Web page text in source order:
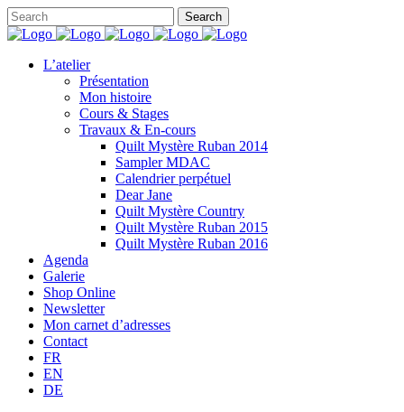
L’atelier
Présentation
Mon histoire
Cours & Stages
Travaux & En-cours
Quilt Mystère Ruban 2014
Sampler MDAC
Calendrier perpétuel
Dear Jane
Quilt Mystère Country
Quilt Mystère Ruban 2015
Quilt Mystère Ruban 2016
Agenda
Galerie
Shop Online
Newsletter
Mon carnet d’adresses
Contact
FR
EN
DE